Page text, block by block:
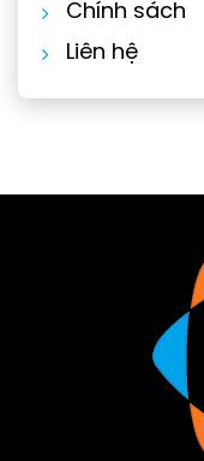
Chính sách
Liên hệ